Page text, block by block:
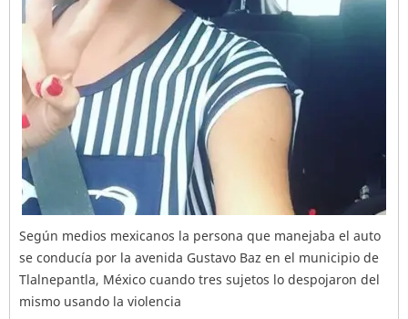
Según medios mexicanos la persona que manejaba el auto
se conducía por la avenida Gustavo Baz en el municipio de
Tlalnepantla, México cuando tres sujetos lo despojaron del
mismo usando la violencia